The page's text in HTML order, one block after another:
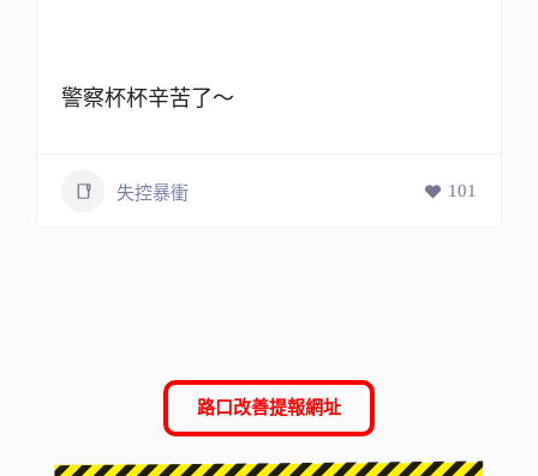
警察杯杯辛苦了～
失控暴衝 101
路口改善提報網址